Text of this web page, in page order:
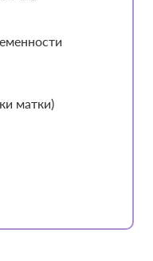
матки)